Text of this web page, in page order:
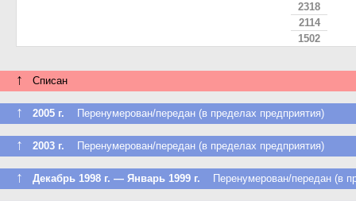
2318
2114
1502
↑ Списан
↑ 2005 г. Перенумерован/передан (в пределах предприятия)
↑ 2003 г. Перенумерован/передан (в пределах предприятия)
↑ Декабрь 1998 г. — Январь 1999 г. Перенумерован/передан (в